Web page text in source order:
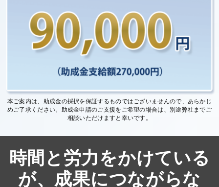
本ご案内は、助成金の採択を保証するものではございませんので、あらかじ
めご了承ください。 助成金申請のご支援をご希望の場合は、別途弊社までご
相談いただけますと幸いです。
時間と労力をかけている
が、成果につながらな